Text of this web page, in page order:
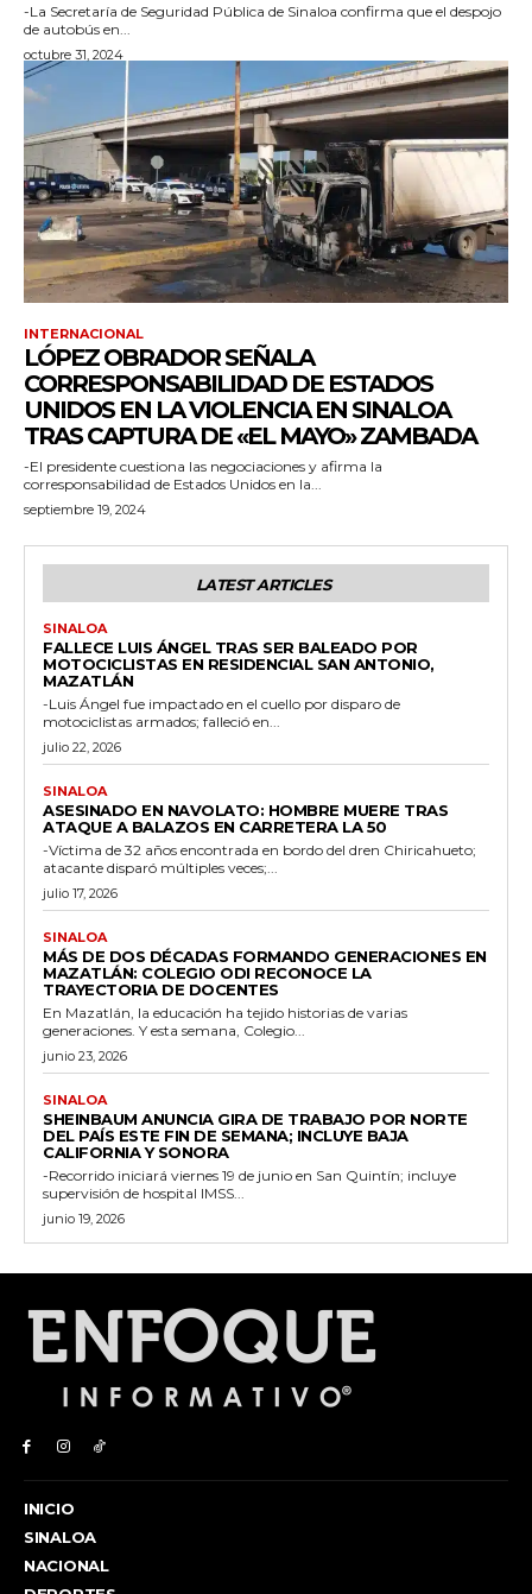
-La Secretaría de Seguridad Pública de Sinaloa confirma que el despojo
de autobús en...
octubre 31, 2024
INTERNACIONAL
LÓPEZ OBRADOR SEÑALA
CORRESPONSABILIDAD DE ESTADOS
UNIDOS EN LA VIOLENCIA EN SINALOA
TRAS CAPTURA DE «EL MAYO» ZAMBADA
-El presidente cuestiona las negociaciones y afirma la
corresponsabilidad de Estados Unidos en la...
septiembre 19, 2024
LATEST ARTICLES
SINALOA
FALLECE LUIS ÁNGEL TRAS SER BALEADO POR
MOTOCICLISTAS EN RESIDENCIAL SAN ANTONIO,
MAZATLÁN
-Luis Ángel fue impactado en el cuello por disparo de
motociclistas armados; falleció en...
julio 22, 2026
SINALOA
ASESINADO EN NAVOLATO: HOMBRE MUERE TRAS
ATAQUE A BALAZOS EN CARRETERA LA 50
-Víctima de 32 años encontrada en bordo del dren Chiricahueto;
atacante disparó múltiples veces;...
julio 17, 2026
SINALOA
MÁS DE DOS DÉCADAS FORMANDO GENERACIONES EN
MAZATLÁN: COLEGIO ODI RECONOCE LA
TRAYECTORIA DE DOCENTES
En Mazatlán, la educación ha tejido historias de varias
generaciones. Y esta semana, Colegio...
junio 23, 2026
SINALOA
SHEINBAUM ANUNCIA GIRA DE TRABAJO POR NORTE
DEL PAÍS ESTE FIN DE SEMANA; INCLUYE BAJA
CALIFORNIA Y SONORA
-Recorrido iniciará viernes 19 de junio en San Quintín; incluye
supervisión de hospital IMSS...
junio 19, 2026
INICIO
SINALOA
NACIONAL